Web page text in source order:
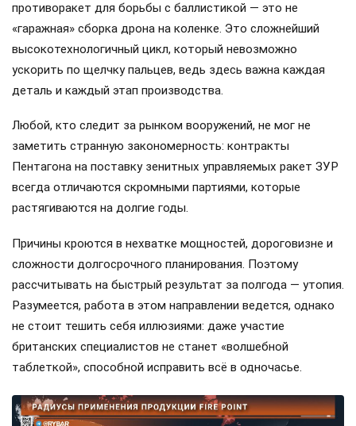
противоракет для борьбы с баллистикой — это не
«гаражная» сборка дрона на коленке. Это сложнейший
высокотехнологичный цикл, который невозможно
ускорить по щелчку пальцев, ведь здесь важна каждая
деталь и каждый этап производства.
Любой, кто следит за рынком вооружений, не мог не
заметить странную закономерность: контракты
Пентагона на поставку зенитных управляемых ракет ЗУР
всегда отличаются скромными партиями, которые
растягиваются на долгие годы.
Причины кроются в нехватке мощностей, дороговизне и
сложности долгосрочного планирования. Поэтому
рассчитывать на быстрый результат за полгода — утопия.
Разумеется, работа в этом направлении ведется, однако
не стоит тешить себя иллюзиями: даже участие
британских специалистов не станет «волшебной
таблеткой», способной исправить всё в одночасье.